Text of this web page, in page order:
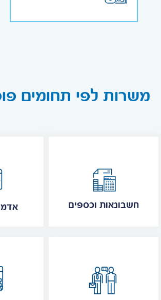
משרות לפי תחומים
חשבונאות וכספים